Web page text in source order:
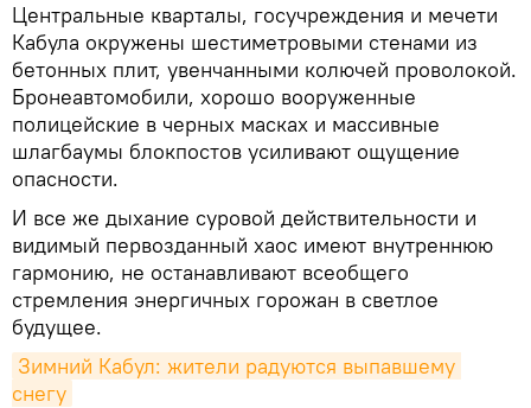
Центральные кварталы, госучреждения и мечети
Кабула окружены шестиметровыми стенами из
бетонных плит, увенчанными колючей проволокой.
Бронеавтомобили, хорошо вооруженные
полицейские в черных масках и массивные
шлагбаумы блокпостов усиливают ощущение
опасности.
И все же дыхание суровой действительности и
видимый первозданный хаос имеют внутреннюю
гармонию, не останавливают всеобщего
стремления энергичных горожан в светлое
будущее.
Зимний Кабул: жители радуются выпавшему
снегу